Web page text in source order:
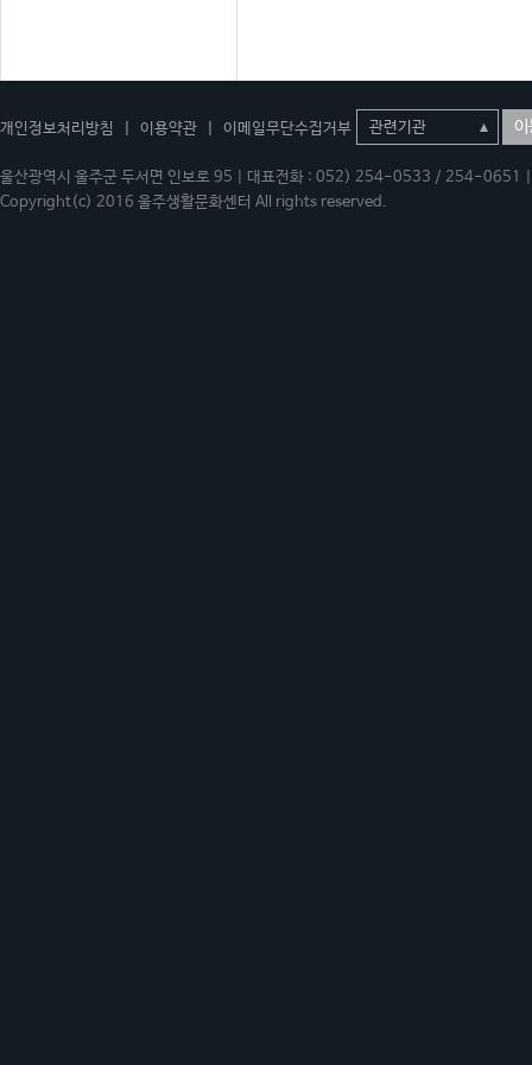
개인정보처리방침 이용약관 이메일무단수집거부 이
울산광역시 울주군 두서면 인보로 95 | 대표전화 : 052) 254-0533 / 254-
Copyright(c) 2016 울주생활문화센터 All rights reserved.